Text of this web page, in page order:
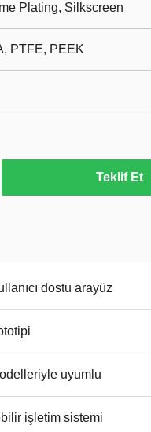
Plating, Silkscreen
PTFE, PEEK
Teklif Et
dostu arayüz
uyumlu
işletim sistemi